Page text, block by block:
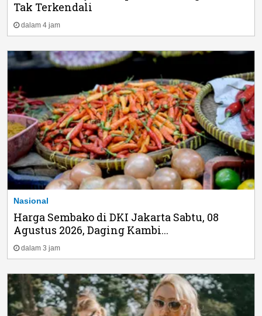
Tak Terkendali
dalam 4 jam
Nasional
Harga Sembako di DKI Jakarta Sabtu, 08
Agustus 2026, Daging Kambi...
dalam 3 jam